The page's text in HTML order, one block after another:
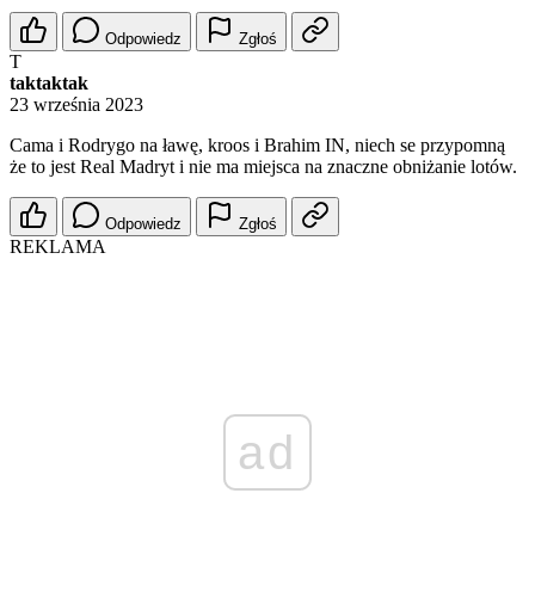
Odpowiedz Zgłoś
T
taktaktak
23 września 2023
Cama i Rodrygo na ławę, kroos i Brahim IN, niech se przypomną
że to jest Real Madryt i nie ma miejsca na znaczne obniżanie lotów.
Odpowiedz Zgłoś
REKLAMA
ad